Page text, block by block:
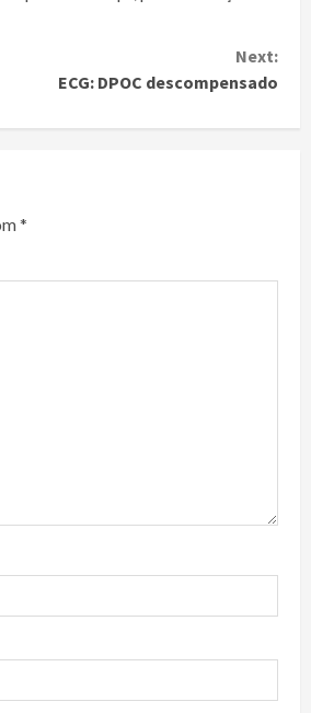
Next:
ECG: DPOC descompensado
*